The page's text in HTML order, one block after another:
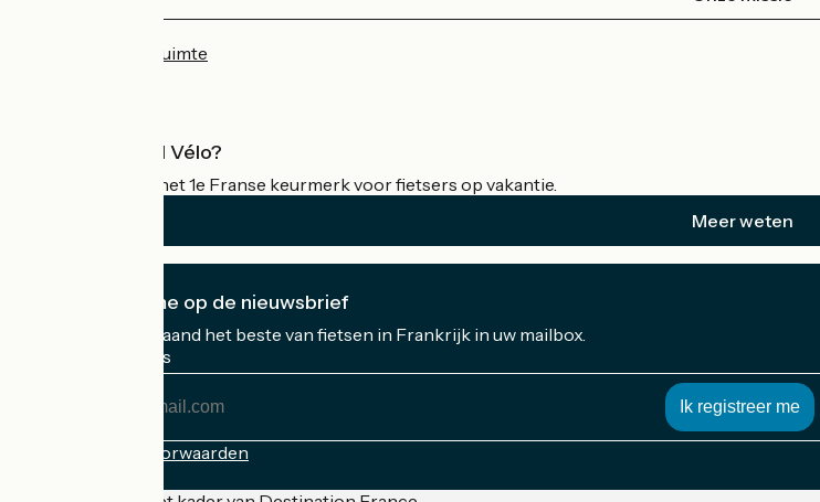
Professionele ruimte
Wat is Accueil Vélo?
Accueil Vélo is het 1e Franse keurmerk voor fietsers op vakantie.
Meer weten
Ik abonneer me op de nieuwsbrief
Ontvang elke maand het beste van fietsen in Frankrijk in uw mailbox.
Mijn e-mailadres
Inschrijvingsvoorwaarden